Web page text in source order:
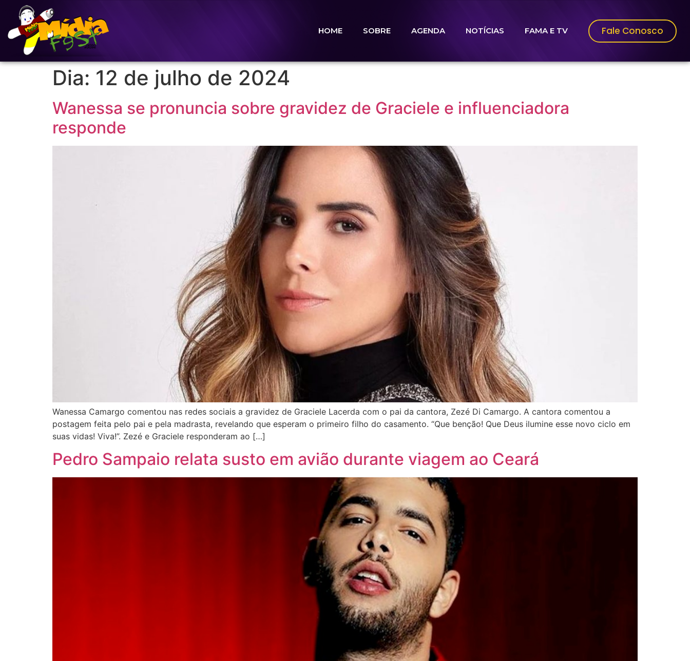
HOME SOBRE AGENDA NOTÍCIAS FAMA E TV Fale Conosco
Dia: 12 de julho de 2024
Wanessa se pronuncia sobre gravidez de Graciele e influenciadora
responde
Wanessa Camargo comentou nas redes sociais a gravidez de Graciele Lacerda com o pai da cantora, Zezé Di Camargo. A cantora comentou a
postagem feita pelo pai e pela madrasta, revelando que esperam o primeiro filho do casamento. “Que benção! Que Deus ilumine esse novo ciclo em
suas vidas! Viva!”. Zezé e Graciele responderam ao […]
Pedro Sampaio relata susto em avião durante viagem ao Ceará